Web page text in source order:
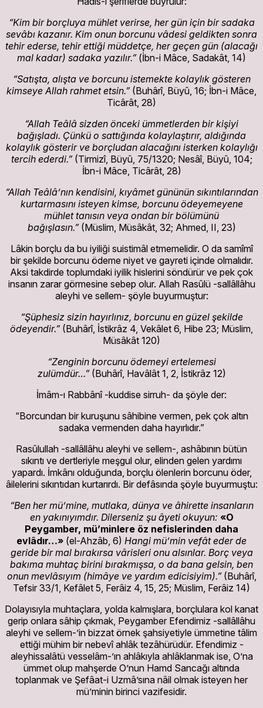
“Kim bir borçluya mühlet verirse, her gün için bir sadaka
sevâbı kazanır. Kim onun borcunu vâdesi geldikten sonra
tehir ederse, tehir ettiği müddetçe, her geçen gün (alacağı
mal kadar) sadaka yazılır.” (İbn-i Mâce, Sadakât, 14)
“Satışta, alışta ve borcunu istemekte kolaylık gösteren
kimseye Allah rahmet etsin.” (Buhârî, Büyû, 16; İbn-i Mâce,
Ticârât, 28)
“Allah Teâlâ sizden önceki ümmetlerden bir kişiyi
bağışladı. Çünkü o sattığında kolaylaştırır, aldığında
kolaylık gösterir ve borçludan alacağını isterken kolaylığı
tercih ederdi.”(Tirmizî, Büyû, 75/1320; Nesâî, Büyû, 104;
İbn-i Mâce, Ticârât, 28)
“Allah Teâlâ’nın kendisini, kıyâmet gününün sıkıntılarından
kurtarmasını isteyen kimse, borcunu ödeyemeyene
mühlet tanısın veya ondan bir bölümünü
bağışlasın.” (Müslim, Müsâkât, 32; Ahmed, II, 23)
Lâkin borçlu da bu iyiliği suistimâl etmemelidir. O da samîmî
bir şekilde borcunu ödeme niyet ve gayreti içinde olmalıdır.
Aksi takdirde toplumdaki iyilik hislerini söndürür ve pek çok
insanın zarar görmesine sebep olur. Allah Rasûlü -sallâllâhu
aleyhi ve sellem- şöyle buyurmuştur:
“Şüphesiz sizin hayırlınız, borcunu en güzel şekilde
ödeyendir.”(Buhârî, İstikrâz 4, Vekâlet 6, Hibe 23; Müslim,
Müsâkât 120)
“Zenginin borcunu ödemeyi ertelemesi
zulümdür…”(Buhârî, Havâlât 1, 2, İstikrâz 12)
İmâm-ı Rabbânî -kuddise sirruh- da şöyle der:
“Borcundan bir kuruşunu sâhibine vermen, pek çok altın
sadaka vermenden daha hayırlıdır.”
Rasûlullah -sallâllâhu aleyhi ve sellem-, ashâbının bütün
sıkıntı ve dertleriyle meşgul olur, elinden gelen yardımı
yapardı. İmkânı olduğunda, borçlu ölenlerin borcunu öder,
âilelerini sıkıntıdan kurtarırdı. Bir defâsında şöyle buyurmuştu:
“Ben her mü’mine, mutlaka, dünya ve âhirette insanların
en yakınıyımdır. Dilerseniz şu âyeti okuyun: «O
Peygamber, mü’minlere öz nefislerinden daha
evlâdır…» (el-Ahzâb, 6) Hangi mü’min vefât eder de
geride bir mal bırakırsa vârisleri onu alsınlar. Borç veya
bakıma muhtaç birini bırakmışsa, o da bana gelsin, ben
onun mevlâsıyım (himâye ve yardım edicisiyim).” (Buhârî,
Tefsir 33/1, Kefâlet 5, Ferâiz 4, 15, 25; Müslim, Ferâiz 14)
Dolayısıyla muhtaçlara, yolda kalmışlara, borçlulara kol kanat
gerip onlara sâhip çıkmak, Peygamber Efendimiz -sallâllâhu
aleyhi ve sellem-’in bizzat örnek şahsiyetiyle ümmetine tâlim
ettiği mühim bir nebevî ahlâk tezâhürüdür. Efendimiz -
aleyhissalâtü vesselâm-’ın ahlâkıyla ahlâklanmak ise, O’na
ümmet olup mahşerde O’nun Hamd Sancağı altında
toplanmak ve Şefâat-i Uzmâ’sına nâil olmak isteyen her
mü’minin birinci vazifesidir.